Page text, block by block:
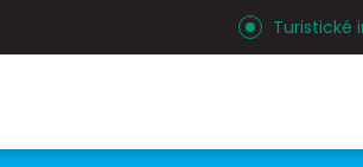
Turistické